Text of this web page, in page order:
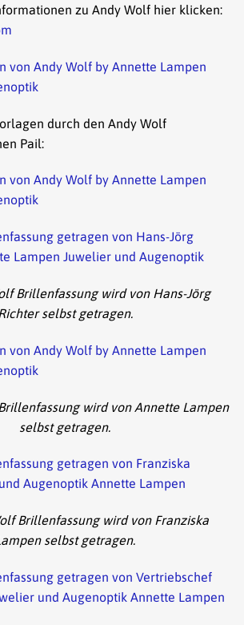
zu Andy Wolf hier klicken:
durch den Andy Wolf
Pail:
Brillenfassung wird von Hans-Jörg
Richter selbst getragen.
wird von Annette Lampen
selbst getragen.
Brillenfassung wird von Franziska
selbst getragen.